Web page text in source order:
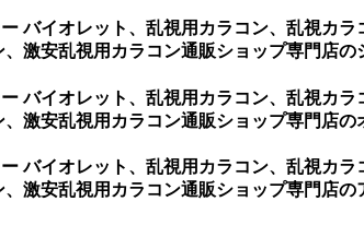
ー バイオレット、乱視用カラコン、乱視カ
激安乱視用カラコン通販ショップ専門店
ー バイオレット、乱視用カラコン、乱視カ
激安乱視用カラコン通販ショップ専門店の
ー バイオレット、乱視用カラコン、乱視カ
激安乱視用カラコン通販ショップ専門店の